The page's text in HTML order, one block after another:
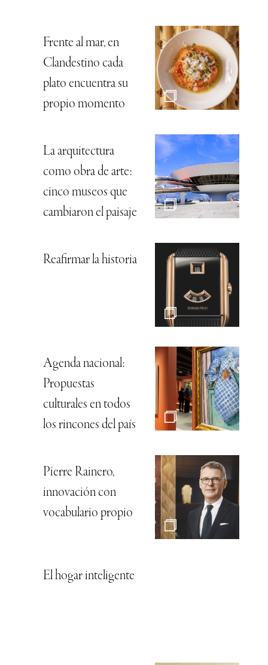
Frente al mar, en
Clandestino cada
plato encuentra su
propio momento
La arquitectura
como obra de arte:
cinco museos que
cambiaron el paisaje
Reafirmar la historia
Agenda nacional:
Propuestas
culturales en todos
los rincones del país
Pierre Rainero,
innovación con
vocabulario propio
El hogar inteligente